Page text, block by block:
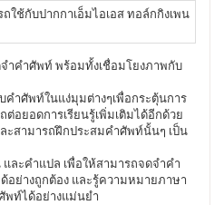
ถใช้กับปากกาเอ็มไอเอส ทอล์กกิงเพน
ำคำศัพท์ พร้อมทั้งเชื่อมโยงภาพกับ
คำศัพท์ในแง่มุมต่างๆเพื่อกระตุ้นการ
ต่อยอดการเรียนรู้เพิ่มเติมได้อีกด้วย
สามารถฝึกประสมคำศัพท์นั้นๆ เป็น
ละคำแปล เพื่อให้สามารถจดจำคำ
อย่างถูกต้อง และรู้ความหมายภาษา
พท์ได้อย่างแม่นยำ